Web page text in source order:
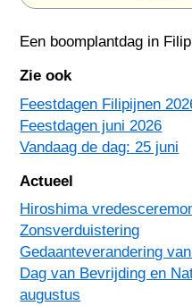
Een boomplantdag in
Zie ook
Feestdagen Filipijnen
Feestdagen juni 2026
Vandaag de dag: 25 juni
Actueel
Hiroshima
Zonsverduistering
Gedaanteverandering
Dag van Bevrijding en
augustus